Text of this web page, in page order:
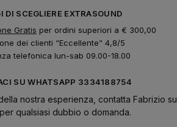
DI SCEGLIERE EXTRASOUND
Gratis per ordini superiori a € 300,00
dei clienti “Eccellente” 4,8/5
telefonica lun-sab 09.00-18.00
SU WHATSAPP 3334188754
nostra esperienza, contatta Fabrizio su
qualsiasi dubbio o domanda.